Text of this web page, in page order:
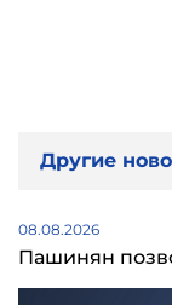
Другие
08.08.2026
Пашинян